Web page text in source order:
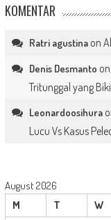
KOMENTAR
Ratri agustinaon
Denis Desmanto on
Tritunggal yang
Leonardoosihura
Lucu Vs Kasus
August 2026
M
T W